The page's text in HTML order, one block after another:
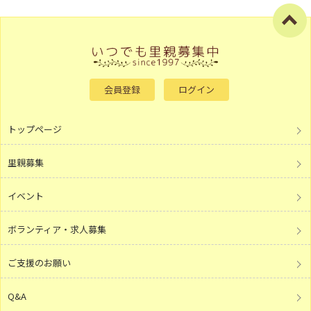
会員登録 ログイン
トップページ
里親募集
イベント
ボランティア・求人募集
ご支援のお願い
Q&A